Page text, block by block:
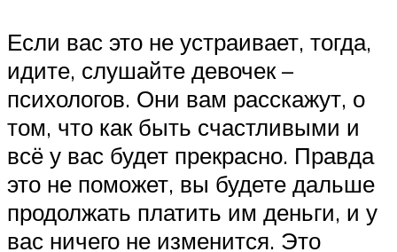
Если вас это не устраивает, тогда,
идите, слушайте девочек –
психологов. Они вам расскажут, о
том, что как быть счастливыми и
всё у вас будет прекрасно. Правда
это не поможет, вы будете дальше
продолжать платить им деньги, и у
вас ничего не изменится. Это